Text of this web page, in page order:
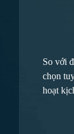
So với
chọn
hoạt